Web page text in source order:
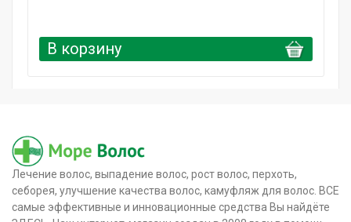
В корзину
Лечение волос, выпадение волос, рост волос, перхоть,
себорея, улучшение качества волос, камуфляж для волос. ВСЕ
самые эффективные и инновационные средства Вы найдёте